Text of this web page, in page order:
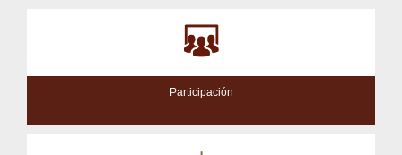
Participación